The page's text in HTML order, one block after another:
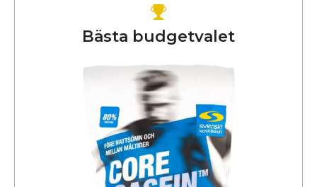
Bästa budgetvalet